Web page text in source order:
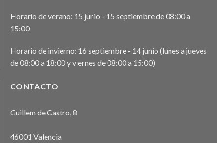
Horario de verano: 15 junio - 15 septiembre de 08:00 a
15:00
Horario de invierno: 16 septiembre - 14 junio (lunes a jueves
de 08:00 a 18:00 y viernes de 08:00 a 15:00)
CONTACTO
Guillem de Castro, 8
46001 Valencia